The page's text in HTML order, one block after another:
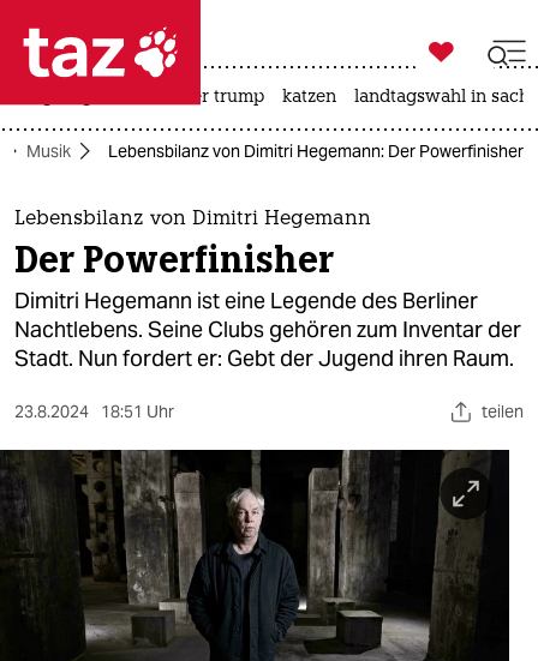
 taz zahl ich
taz zahl ich
themen
politik
öko
sport
berlin
nord
wahrheit

taz zahl ich
usa unter trump katzen landtagswahl in
Musik Lebensbilanz von Dimitri Hegemann: Der Powerfinisher
Lebensbilanz von Dimitri Hegemann
Der Powerfinisher
Dimitri Hegemann ist eine Legende des Berliner
Nachtlebens. Seine Clubs gehören zum Inventar der
Stadt. Nun fordert er: Gebt der Jugend ihren Raum.
23.8.2024 18:51 Uhr teilen